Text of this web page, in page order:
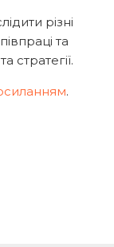
різні
та
стратегії.
.